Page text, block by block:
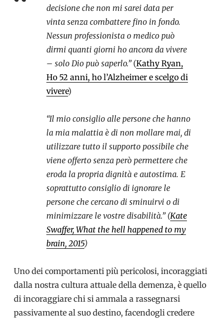
decisione che non mi sarei data per
vinta senza combattere fino in fondo.
Nessun professionista o medico può
dirmi quanti giorni ho ancora da vivere
– solo Dio può saperlo.”(Kathy Ryan,
Ho 52 anni, ho l’Alzheimer e scelgo di
vivere)
“Il mio consiglio alle persone che hanno
la mia malattia è di non mollare mai, di
utilizzare tutto il supporto possibile che
viene offerto senza però permettere che
eroda la propria dignità e autostima. E
soprattutto consiglio di ignorare le
persone che cercano di sminuirvi o di
minimizzare le vostre disabilità.” (Kate
Swaffer, What the hell happened to my
brain, 2015)
Uno dei comportamenti più pericolosi, incoraggiati
dalla nostra cultura attuale della demenza, è quello
di incoraggiare chi si ammala a rassegnarsi
passivamente al suo destino, facendogli credere